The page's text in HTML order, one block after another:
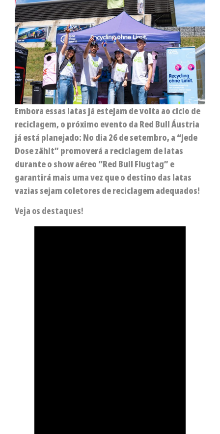
Embora essas latas já estejam de volta ao ciclo de
reciclagem, o próximo evento da Red Bull Áustria
já está planejado: No dia 26 de setembro, a “Jede
Dose zählt” promoverá a reciclagem de latas
durante o show aéreo “Red Bull Flugtag” e
garantirá mais uma vez que o destino das latas
vazias sejam coletores de reciclagem adequados!
Veja os destaques!